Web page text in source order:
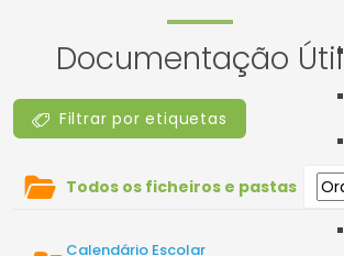
Documentação Útil
Filtrar por etiquetas
Todos os ficheiros e pastas
Calendário Escolar